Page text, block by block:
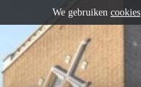
We gebruiken cookies